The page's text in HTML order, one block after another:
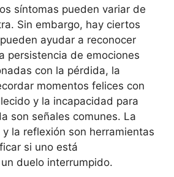
síntomas pueden variar de
Sin embargo, hay ciertos
ayudar a reconocer
persistencia de emociones
con la pérdida, la
momentos felices con
y la incapacidad para
son señales comunes. La
la reflexión son herramientas
si uno está
duelo interrumpido.